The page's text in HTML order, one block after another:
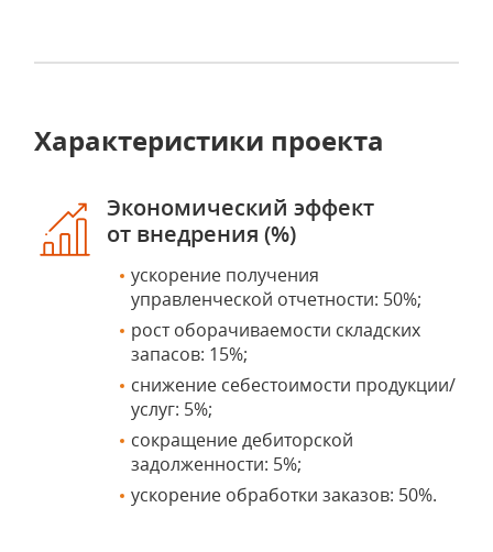
Характеристики проекта
Экономический эффект
от внедрения (%)
ускорение получения
управленческой отчетности: 50%;
рост оборачиваемости складских
запасов: 15%;
снижение себестоимости продукции/
услуг: 5%;
сокращение дебиторской
задолженности: 5%;
ускорение обработки заказов: 50%.